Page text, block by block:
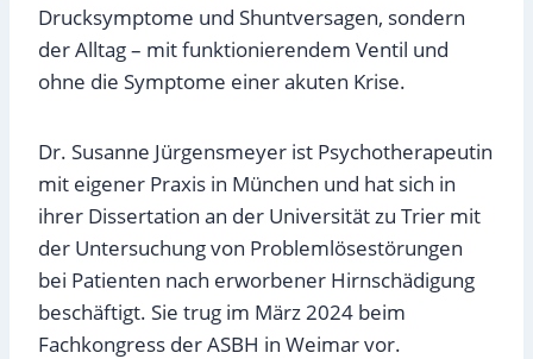
Drucksymptome und Shuntversagen, sondern
der Alltag – mit funktionierendem Ventil und
ohne die Symptome einer akuten Krise.
Dr. Susanne Jürgensmeyer ist Psychotherapeutin
mit eigener Praxis in München und hat sich in
ihrer Dissertation an der Universität zu Trier mit
der Untersuchung von Problemlösestörungen
bei Patienten nach erworbener Hirnschädigung
beschäftigt. Sie trug im März 2024 beim
Fachkongress der ASBH in Weimar vor.